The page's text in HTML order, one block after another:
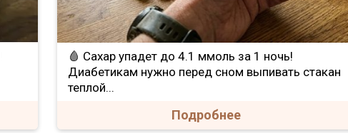
🩸 Сахар упадет до 4.1 ммоль за 1 ночь!
Диабетикам нужно перед сном выпивать стакан
теплой...
Подробнее